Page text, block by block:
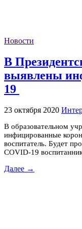
Новости
В
выявлены
19
23 октября 2020
В образовательном
инфицированные
воспитатель. Будет
COVID-19
Далее →